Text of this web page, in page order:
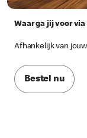
Waar ga jij voor
Afhankelijk van
Bestel nu